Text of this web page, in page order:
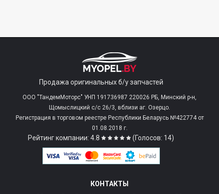
Продажа оригинальных б/у запчастей
ООО "ТандемМоторс" УНП 191736987 220026 РБ, Минский р-н,
Щомыслицкий с/c 26/3, вблизи аг. Озерцо.
Регистрация в торговом реестре Республики Беларусь №422774 от
01.08.2018 г.
Рейтинг компании: 4.8 (Голосов: 14)
КОНТАКТЫ